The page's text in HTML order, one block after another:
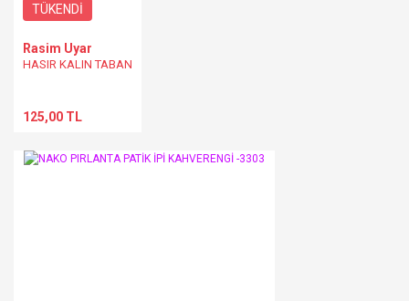
TÜKENDİ
Rasim Uyar
HASIR KALIN TABAN
125,00 TL